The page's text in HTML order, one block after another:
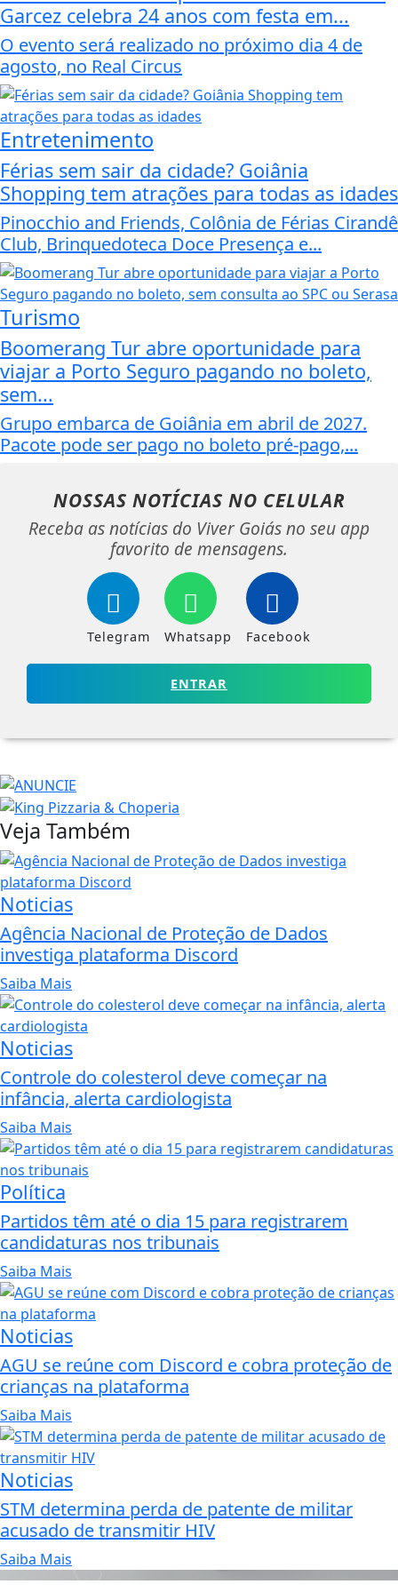
Garcez celebra 24 anos com festa em...
O evento será realizado no próximo dia 4 de
agosto, no Real Circus
Entretenimento
Férias sem sair da cidade? Goiânia
Shopping tem atrações para todas as idades
Pinocchio and Friends, Colônia de Férias Cirandê
Club, Brinquedoteca Doce Presença e...
Turismo
Boomerang Tur abre oportunidade para
viajar a Porto Seguro pagando no boleto,
sem...
Grupo embarca de Goiânia em abril de 2027.
Pacote pode ser pago no boleto pré-pago,...
NOSSAS NOTÍCIAS NO CELULAR
Receba as notícias do Viver Goiás no seu app
favorito de mensagens.
Telegram Whatsapp Facebook
ENTRAR
Veja Também
Noticias
Agência Nacional de Proteção de Dados
investiga plataforma Discord
Saiba Mais
Noticias
Controle do colesterol deve começar na
infância, alerta cardiologista
Saiba Mais
Política
Partidos têm até o dia 15 para registrarem
candidaturas nos tribunais
Saiba Mais
Noticias
AGU se reúne com Discord e cobra proteção de
crianças na plataforma
Saiba Mais
Noticias
STM determina perda de patente de militar
acusado de transmitir HIV
Saiba Mais